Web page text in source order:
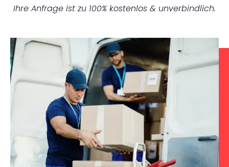
Ihre Anfrage ist zu 100% kostenlos & unverbindlich.